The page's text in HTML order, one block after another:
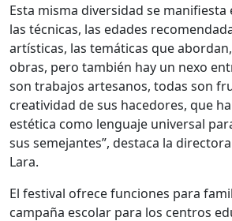
Esta misma diversidad se
las técnicas, las edades
artísticas, las temáticas que
obras, pero también hay un nexo
son trabajos artesanos, todas son
creatividad de sus hacedores, que
estética como lenguaje universal
sus semejantes”, destaca la
Lara.
El festival ofrece funciones para
campaña escolar para los centros